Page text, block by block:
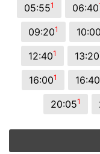
05:551 06:40
09:201 10:00
12:401 13:20
16:001 16:40
20:051